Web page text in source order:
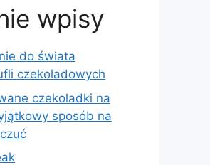
wpisy
do świata
czekoladowych
czekoladki na
sposób na